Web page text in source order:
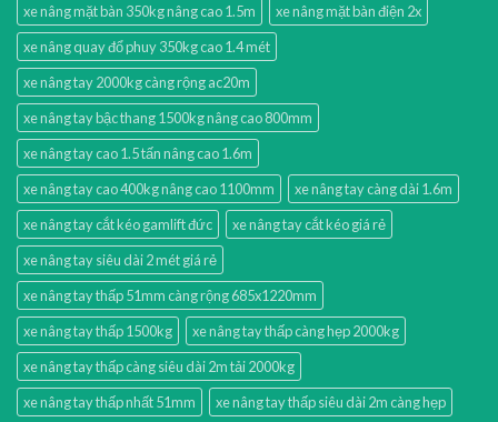
xe nâng mặt bàn 350kg nâng cao 1.5m
xe nâng mặt bàn điện 2x
xe nâng quay đổ phuy 350kg cao 1.4 mét
xe nâng tay 2000kg càng rộng ac20m
xe nâng tay bậc thang 1500kg nâng cao 800mm
xe nâng tay cao 1.5 tấn nâng cao 1.6m
xe nâng tay cao 400kg nâng cao 1100mm
xe nâng tay càng dài 1.6m
xe nâng tay cắt kéo gamlift đức
xe nâng tay cắt kéo giá rẻ
xe nâng tay siêu dài 2 mét giá rẻ
xe nâng tay thấp 51mm càng rộng 685x1220mm
xe nâng tay thấp 1500kg
xe nâng tay thấp càng hẹp 2000kg
xe nâng tay thấp càng siêu dài 2m tải 2000kg
xe nâng tay thấp nhất 51mm
xe nâng tay thấp siêu dài 2m càng hẹp